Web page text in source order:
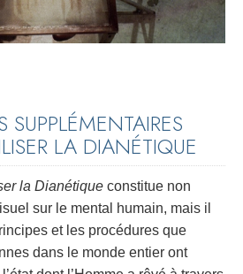
LA DIANÉTIQUE
la Dianétique constitue non
sur le mental humain, mais il
et les procédures que
dans le monde entier ont